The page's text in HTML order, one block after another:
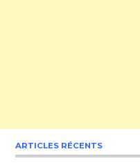
ARTICLES RÉCENTS